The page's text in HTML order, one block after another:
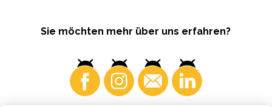
Sie möchten mehr über uns erfahren?